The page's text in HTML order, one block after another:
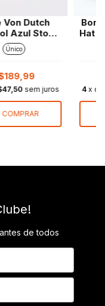
Von Dutch
Azul Stone
Vermelha
Único
sem juros
COMPRAR
Hat
4 x
de todos